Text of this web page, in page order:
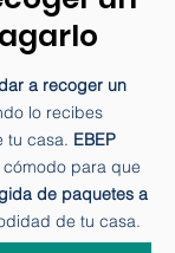
un
a recoger un
lo recibes
tu casa.EBEP
para que
de paquetes a